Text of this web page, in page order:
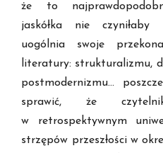
że to
jaskółka nie
uogólnia swoje
literatury: strukturalizmu,
postmodernizmu…
sprawić, że
w retrospektywnym
strzępów przeszłości w